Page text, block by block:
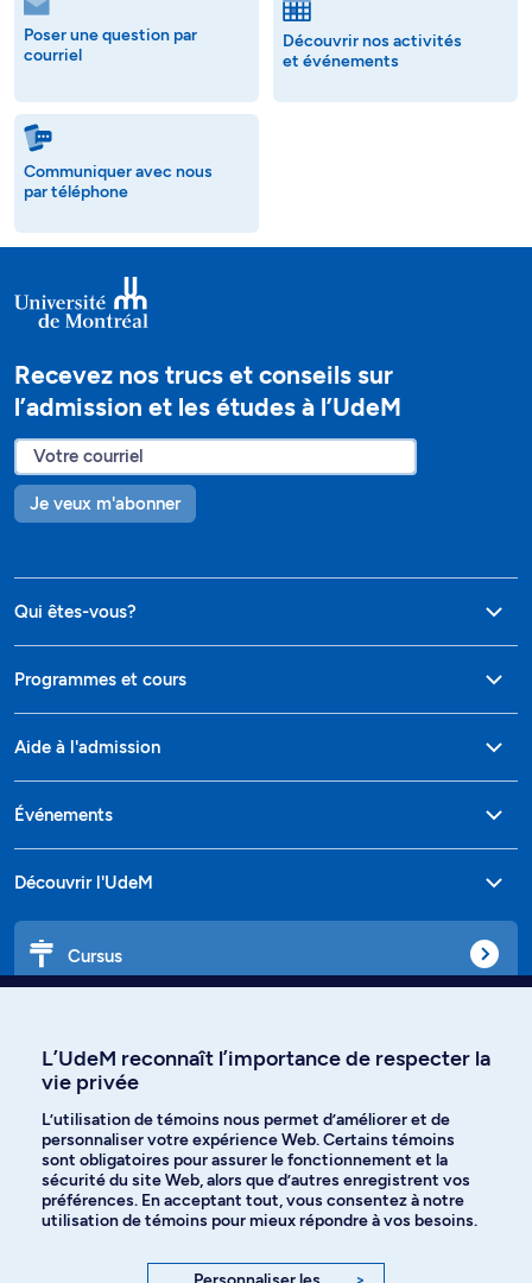
Poser une question par
courriel
Découvrir nos activités
et événements
Communiquer avec nous
par téléphone
Recevez nos trucs et conseils sur
l’admission et les études à l’UdeM
Je veux m'abonner
Qui êtes-vous?
Programmes et cours
Aide à l'admission
Événements
Découvrir l'UdeM
Cursus
Langues
Facebook Instagram
YouTube
L’UdeM reconnaît l’importance de respecter la
vie privée
L’utilisation de témoins nous permet d’améliorer et de
personnaliser votre expérience Web. Certains témoins
sont obligatoires pour assurer le fonctionnement et la
sécurité du site Web, alors que d’autres enregistrent vos
préférences. En acceptant tout, vous consentez à notre
utilisation de témoins pour mieux répondre à vos besoins.